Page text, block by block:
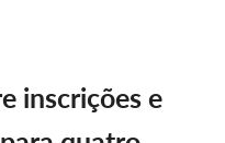
inscrições e